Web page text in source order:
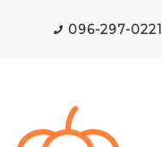
096-297-0221